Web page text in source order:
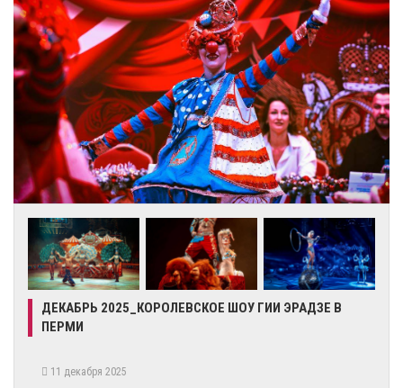
ДЕКАБРЬ 2025_КОРОЛЕВСКОЕ ШОУ ГИИ ЭРАДЗЕ В
ПЕРМИ
11 декабря 2025